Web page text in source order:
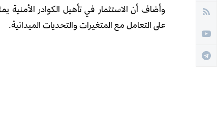
وأضاف أن الاستثمار في تأهيل الكوادر
على التعامل مع المتغيرات والتحديات الميدانية.